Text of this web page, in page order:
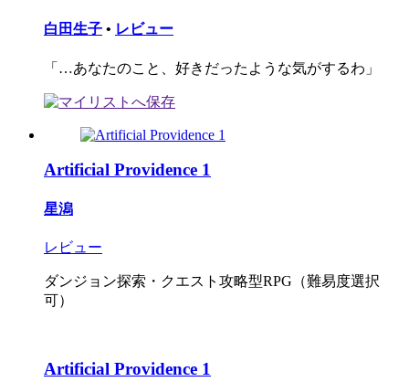
白田生子 • レビュー
「…あなたのこと、好きだったような気がするわ」
Artificial Providence 1
星潟
レビュー
ダンジョン探索・クエスト攻略型RPG（難易度選択
可）
Artificial Providence 1